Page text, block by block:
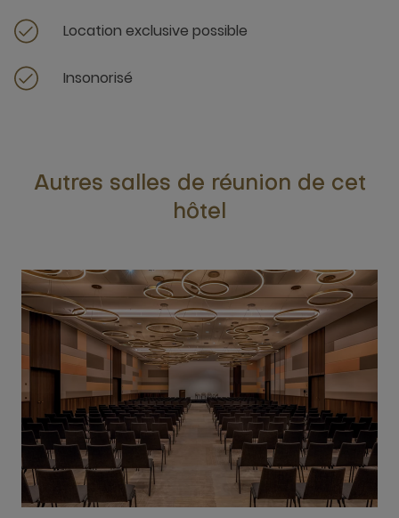
Location exclusive possible
Insonorisé
Autres salles de réunion de cet
hôtel